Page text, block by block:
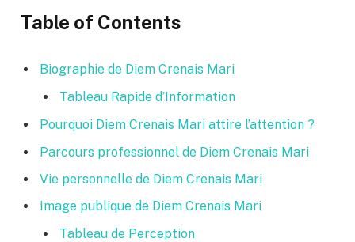
Table of Contents
Biographie de Diem Crenais Mari
Tableau Rapide d’Information
Pourquoi Diem Crenais Mari attire l’attention ?
Parcours professionnel de Diem Crenais Mari
Vie personnelle de Diem Crenais Mari
Image publique de Diem Crenais Mari
Tableau de Perception